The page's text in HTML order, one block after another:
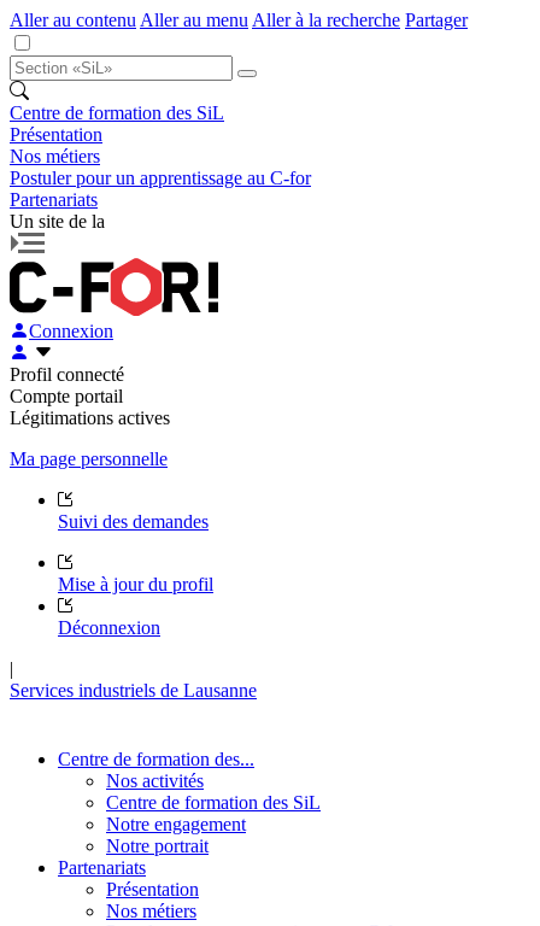
Aller au contenu Aller au menu Aller à la recherche Partager
Centre de formation des SiL
Présentation
Nos métiers
Postuler pour un apprentissage au C-for
Partenariats
Un site de la
Connexion
Profil connecté
Compte portail
Légitimations actives
Ma page personnelle
Suivi des demandes
Mise à jour du profil
Déconnexion
|
Services industriels de Lausanne
Centre de formation des...
Nos activités
Centre de formation des SiL
Notre engagement
Notre portrait
Partenariats
Présentation
Nos métiers